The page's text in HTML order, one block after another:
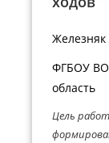
ФГБОУ ВО
область
Цель